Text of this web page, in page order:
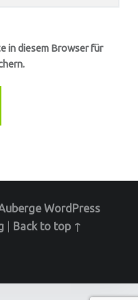
in diesem Browser für
WordPress
Back to top ↑